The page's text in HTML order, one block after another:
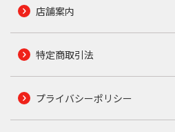
店舗案内
特定商取引法
プライバシーポリシー